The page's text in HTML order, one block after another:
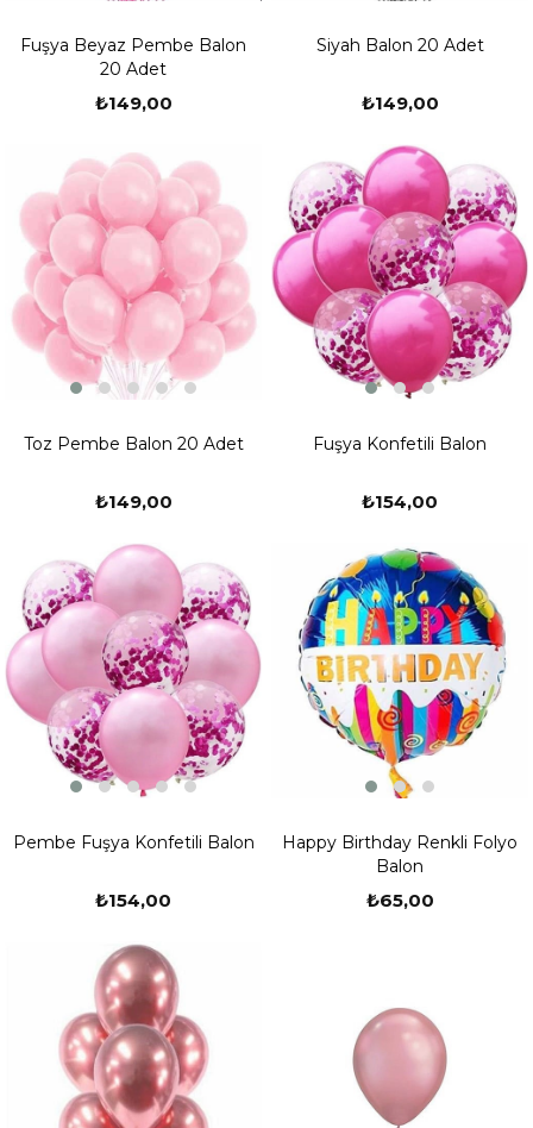
Fuşya Beyaz Pembe Balon
20 Adet
₺149,00
Siyah Balon 20 Adet
₺149,00
Toz Pembe Balon 20 Adet
₺149,00
Fuşya Konfetili Balon
₺154,00
Pembe Fuşya Konfetili Balon
₺154,00
Happy Birthday Renkli Folyo
Balon
₺65,00